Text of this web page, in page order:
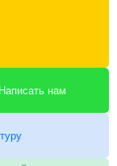
Написать нам